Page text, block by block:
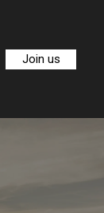
Join us